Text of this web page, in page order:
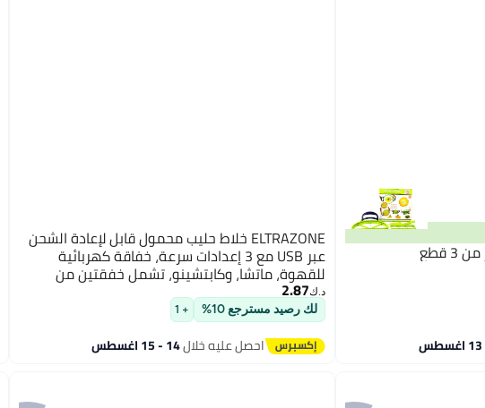
قطع
ELTRAZONE خلاط حليب محمول قابل لإعادة الشحن
عبر USB مع 3 إعدادات سرعة، خفاقة كهربائية
للقهوة، ماتشا، وكابتشينو، تشمل خفقتين من
الفولاذ المقاوم للصدأ وفرشاة تنظيف
د.ك‏2.87
لك رصيد مسترجع 10% + 1
احصل عليه خلال14 - 15 اغسطس